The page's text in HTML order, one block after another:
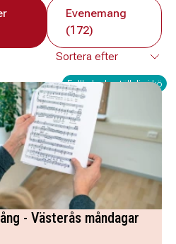
Evenemang
(172)
Fullbokad - ställ dig i kö
- Västerås måndagar